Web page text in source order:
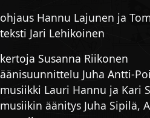
ohjaus Hannu Lajunen ja
teksti Jari Lehikoinen
kertoja Susanna Riikonen
äänisuunnittelu Juha Antti-
musiikki Lauri Hannu ja Kari
musiikin äänitys Juha Sipilä,